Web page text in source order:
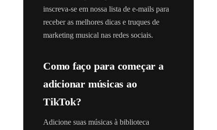
inscreva-se em nossa lista de e-mails para
receber as melhores dicas e truques de
marketing musical nas redes sociais.
Como faço para começar a
adicionar músicas ao
TikTok?
Adicione suas músicas à biblioteca